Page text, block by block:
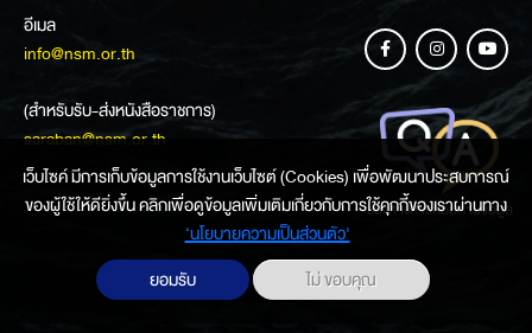
อีเมล
info@nsm.or.th
(สำหรับรับ-ส่งหนังสือราชการ)
saraban@nsm.or.th
ช่องทางการสอบถามข้อมูล
เว็บไซค์ มีการเก็บข้อมูลการใช้งานเว็บไซต์ (Cookies) เพื่อพัฒนาประสบการณ์
ของผู้ใช้ให้ดียิ่งขึ้น คลิกเพื่อดูข้อมูลเพิ่มเติมเกี่ยวกับการใช้คุกกี้ของเราผ่านทาง
‘นโยบายความเป็นส่วนตัว'
ยอมรับ
ไม่ ขอบคุณ